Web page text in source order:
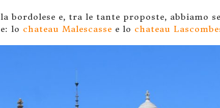
bordolese e, tra le tante proposte, abbiamo
lo chateau Malescasse e lo chateau